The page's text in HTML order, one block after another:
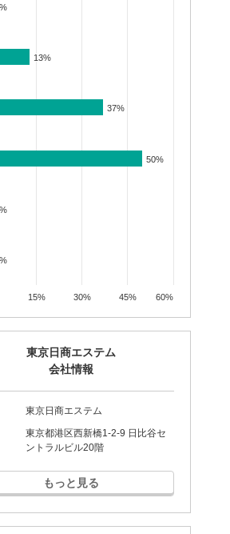
投資講座
【オンライン講座】購
13%
13%
37%
37%
50%
50%
15% 30% 45% 60%
東京日商エステム
会社情報
東京日商エステム
東京都港区西新橋1-2-9 日比谷セ
ントラルビル20階
もっと見る